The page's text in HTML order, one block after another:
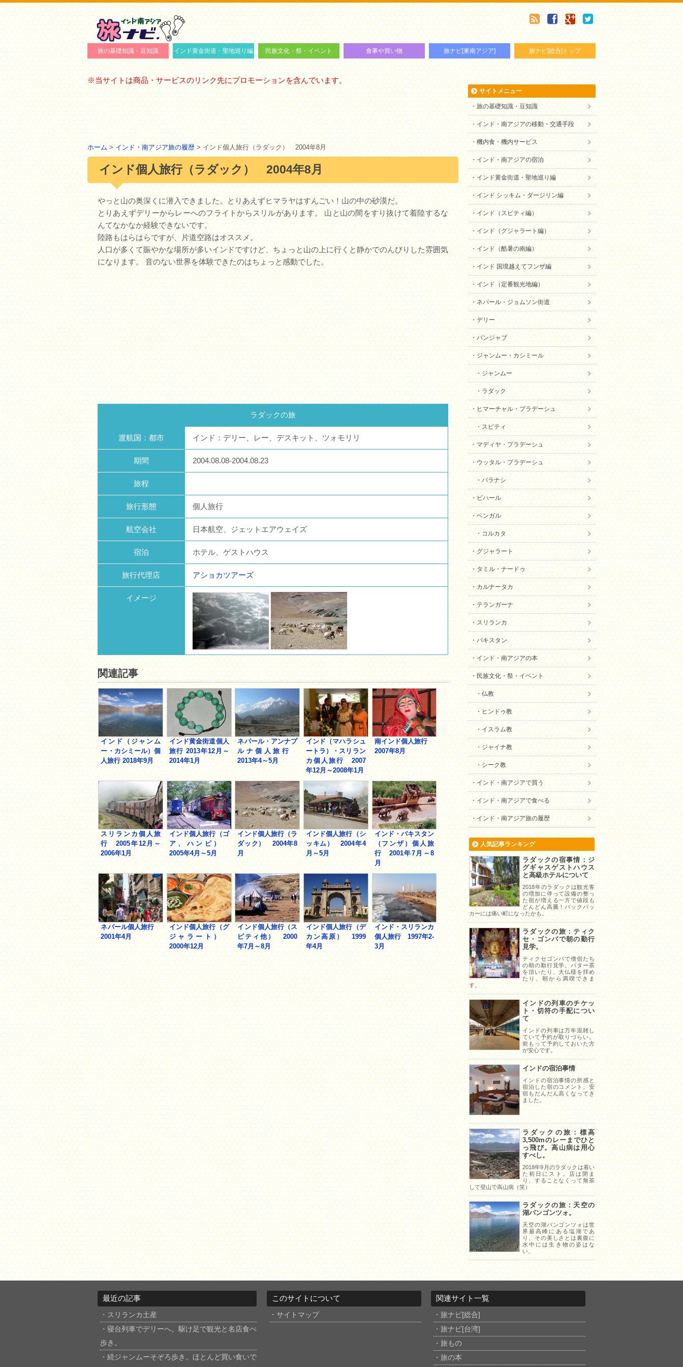
旅の基礎知識・豆知識
インド・南アジアの交通案内
インド・南アジアで泊まる
旅の情報収集
インド黄金街道・聖地巡り編
インド・グジャラート編
インド・スピティ編
ネパール・ジョムソン街道
民族文化・祭・イベント
仏教
ヒンドゥ教
イスラム教
ジャイナ教
シーク教
食事や買い物
インドの食べ物 [外部]
ネパールの食べ物 [外部]
スリランカの食べ物 [外部]
お土産・ショッピング
旅ナビ[東南アジア]
旅ナビ[インドネシア]
旅ナビ[中東・西アジア]
旅ナビ[台湾]
旅ナビ[中国・東アジア]
旅ナビ[アメリカ・カリブ海]
旅ナビ[オセアニア]
旅ナビ[総合]トップ
※当サイトは商品・サービスのリンク先にプロモーションを含んでいます。
ホーム>インド・南アジア旅の履歴> インド個人旅行（ラダック） 2004年8月
インド個人旅行（ラダック） 2004年8月
やっと山の奥深くに潜入できました。とりあえずヒマラヤはすんごい！山の中の砂漠だ。
とりあえずデリーからレーへのフライトからスリルがあります。 山と山の間をすり抜けて着陸するな
んてなかなか経験できないです。
陸路もはらはらですが、片道空路はオススメ。
人口が多くて賑やかな場所が多いインドですけど、ちょっと山の上に行くと静かでのんびりした雰囲気
になります。 音のない世界を体験できたのはちょっと感動でした。
ラダックの旅
渡航国：都市 インド：デリー、レー、デスキット、ツォモリリ
期間 2004.08.08-2004.08.23
旅程
旅行形態 個人旅行
航空会社 日本航空、ジェットエアウェイズ
宿泊 ホテル、ゲストハウス
旅行代理店 アショカツアーズ
イメージ
関連記事
インド（ジャンム
ー・カシミール）個
人旅行 2018年9月
インド黄金街道個人
旅行 2013年12月～
2014年1月
ネパール・アンナプ
ルナ個人旅行
2013年4～5月
インド（マハラシュ
ートラ）・スリラン
カ個人旅行 2007
年12月～2008年1月
南インド個人旅行
2007年8月
スリランカ個人旅
行 2005年12月～
2006年1月
インド個人旅行（ゴ
ア、ハンピ）
2005年4月～5月
インド個人旅行（ラ
ダック） 2004年8
月
インド個人旅行（シ
ッキム） 2004年4
月～5月
インド・パキスタン
（フンザ）個人旅
行 2001年7月～8
月
ネパール個人旅行
2001年4月
インド個人旅行（グ
ジャラート）
2000年12月
インド個人旅行（ス
ピティ他） 2000
年7月～8月
インド個人旅行（デ
カン高原） 1999
年4月
インド・スリランカ
個人旅行 1997年2-
3月
サイトメニュー
旅の基礎知識・豆知識
インド・南アジアの移動・交通手段
機内食・機内サービス
インド・南アジアの宿泊
インド黄金街道・聖地巡り編
インド シッキム・ダージリン編
インド（スピティ編）
インド（グジャラート編）
インド（酷暑の南編）
インド 国境越えてフンザ編
インド（定番観光地編）
ネパール・ジョムソン街道
デリー
パンジャブ
ジャンムー・カシミール
ジャンムー
ラダック
ヒマーチャル・プラデーシュ
スピティ
マディヤ・プラデーシュ
ウッタル・プラデーシュ
バラナシ
ビハール
ベンガル
コルカタ
グジャラート
タミル・ナードゥ
カルナータカ
テランガーナ
スリランカ
パキスタン
インド・南アジアの本
民族文化・祭・イベント
仏教
ヒンドゥ教
イスラム教
ジャイナ教
シーク教
インド・南アジアで買う
インド・南アジアで食べる
インド・南アジア旅の履歴
人気記事ランキング
ラダックの宿事情：ジ
グギャスゲストハウス
と高級ホテルについて
2018年のラダックは観光客
の増加に伴って設備の整っ
た宿が増える一方で値段も
どんどん高騰！バックパッ
カーには痛い町になったかも。
ラダックの旅：ティク
セ・ゴンパで朝の勤行
見学。
ティクセゴンパで僧侶たち
の朝の勤行見学。バター茶
を頂いたり、大仏様を拝め
たり、朝から満喫できま
す。
インドの列車のチケッ
ト・切符の手配につい
て
インドの列車は万年混雑し
ていて予約が取りづらい。
前もって予約しておいた方
が安心です。
インドの宿泊事情
インドの宿泊事情の所感と
宿泊した宿のコメント。安
宿もだんだん高くなってき
ました。
ラダックの旅：標高
3,500mのレーまでひと
っ飛び。高山病は用心
すべし。
2018年9月のラダックは着い
た初日にスト。店は閉ま
り、することなくって無茶
して登山で高山病（笑）
ラダックの旅：天空の
湖パンゴンツォ。
天空の湖パンゴンツォは世
界最高峰にある塩湖であ
り、その美しさとは裏腹に
水中には生き物の姿はな
い。
最近の記事
スリランカ土産
寝台列車でデリーへ。駆け足で観光と名店食べ
歩き。
続ジャンムーそぞろ歩き。ほとんど買い食いで
このサイトについて
サイトマップ
関連サイト一覧
旅ナビ[総合]
旅ナビ[台湾]
旅もの
旅の本